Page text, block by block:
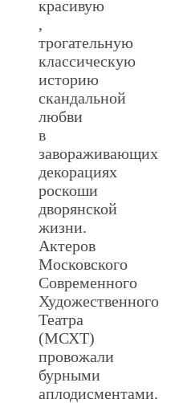
красивую
,
трогательную
классическую
историю
скандальной
любви
в
завораживающих
декорациях
роскоши
дворянской
жизни.
Актеров
Московского
Современного
Художественного
Театра
(МСХТ)
провожали
бурными
аплодисментами.